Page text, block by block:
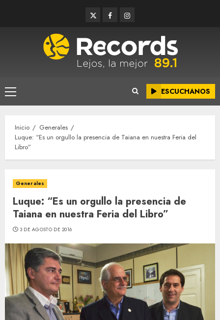
TwitterFacebookInstagram
Menú
principal
ESCUCHANOS
Inicio
Generales
Luque: “Es un orgullo la presencia de Taiana en nuestra Feria del
Libro”
Generales
Luque: “Es un orgullo la presencia de
Taiana en nuestra Feria del Libro”
3 DE AGOSTO DE 2016